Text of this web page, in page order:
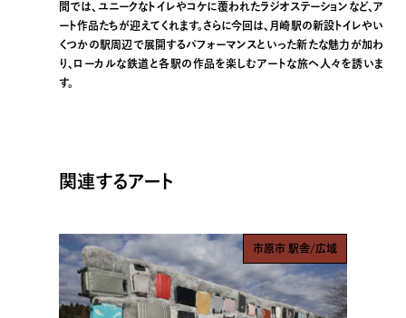
間では、ユニークなトイレやコケに覆われたラジオステーションなど、ア
ート作品たちが迎えてくれます。さらに今回は、月崎駅の新設トイレやい
くつかの駅周辺で展開するパフォーマンスといった新たな魅力が加わ
り、ローカルな鉄道と各駅の作品を楽しむアートな旅へ人々を誘いま
す。
関連するアート
市原市 駅舎/広域